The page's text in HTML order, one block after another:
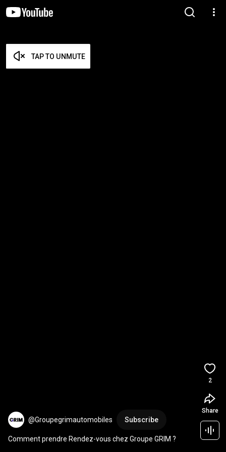
TAP TO UNMUTE
@Groupegrimautomobiles Subscribe
Comment prendre Rendez-vous chez Groupe GRIM ?
2
Share